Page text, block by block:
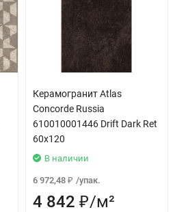
Керамогранит Atlas
Concorde Russia
610010001446 Drift Dark Ret
60x120
В наличии
6 972,48 ₽ /упак.
4 842 ₽/м²